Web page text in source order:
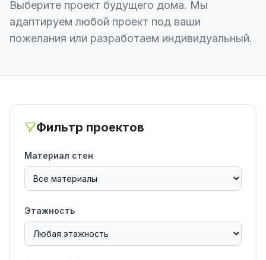
Выберите проект будущего дома. Мы
адаптируем любой проект под ваши
пожелания или разработаем индивидуальный.
Фильтр проектов
Материал стен
Этажность